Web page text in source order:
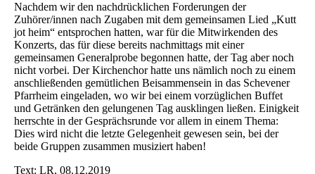
Nachdem wir den nachdrücklichen Forderungen der
Zuhörer/innen nach Zugaben mit dem gemeinsamen Lied „Kutt
jot heim“ entsprochen hatten, war für die Mitwirkenden des
Konzerts, das für diese bereits nachmittags mit einer
gemeinsamen Generalprobe begonnen hatte, der Tag aber noch
nicht vorbei. Der Kirchenchor hatte uns nämlich noch zu einem
anschließenden gemütlichen Beisammensein in das Schevener
Pfarrheim eingeladen, wo wir bei einem vorzüglichen Buffet
und Getränken den gelungenen Tag ausklingen ließen. Einigkeit
herrschte in der Gesprächsrunde vor allem in einem Thema:
Dies wird nicht die letzte Gelegenheit gewesen sein, bei der
beide Gruppen zusammen musiziert haben!
Text: LR, 08.12.2019